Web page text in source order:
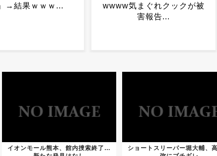
まぐれクックが被
ワー」...
イオンモール熊本、館内捜索終了…
ショートスリーパー堀大輔、